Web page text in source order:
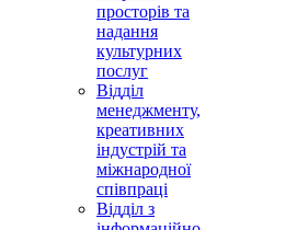
просторів та
надання
культурних
послуг
Відділ
менеджменту,
креативних
індустрій та
міжнародної
співпраці
Відділ з